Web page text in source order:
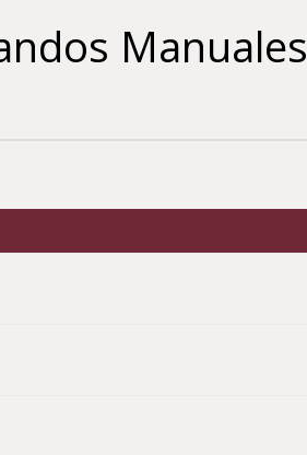
Manuales